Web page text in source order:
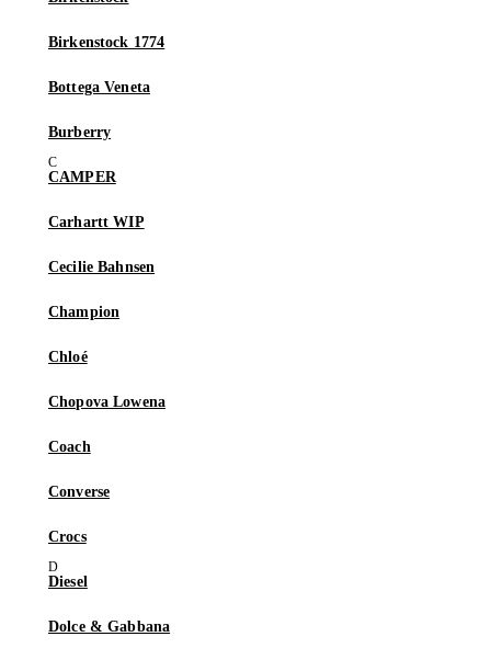
Birkenstock 1774
Bottega Veneta
Burberry
CAMPER
Carhartt WIP
Cecilie Bahnsen
Champion
Chloé
Chopova Lowena
Coach
Converse
Crocs
Diesel
Dolce & Gabbana